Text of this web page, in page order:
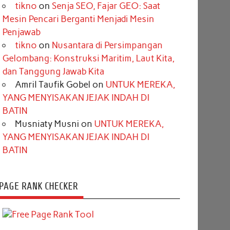
tikno on Senja SEO, Fajar GEO: Saat
Mesin Pencari Berganti Menjadi Mesin
Penjawab
tikno on Nusantara di Persimpangan
Gelombang: Konstruksi Maritim, Laut Kita,
dan Tanggung Jawab Kita
Amril Taufik Gobel on UNTUK MEREKA,
YANG MENYISAKAN JEJAK INDAH DI
BATIN
Musniaty Musni on UNTUK MEREKA,
YANG MENYISAKAN JEJAK INDAH DI
BATIN
PAGE RANK CHECKER